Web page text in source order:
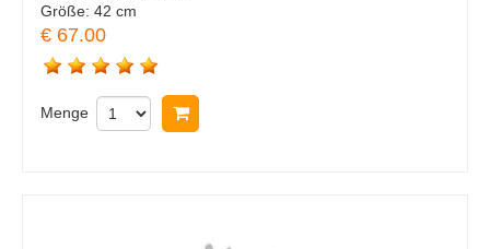
Größe: 42 cm
€ 67.00
Menge